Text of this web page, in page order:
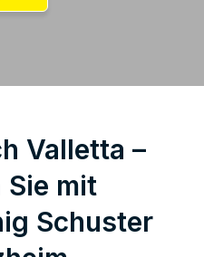
Valletta –
Sie mit
Schuster